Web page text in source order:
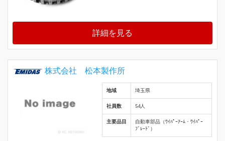
詳細を見る
株式会社 松本製作所
地域 埼玉県
社員数 54人
主要品目
自動車部品（ﾜｲﾊﾟｰｱｰﾑ・ﾜｲﾊﾟｰ
ﾌﾞﾚｰﾄﾞ）